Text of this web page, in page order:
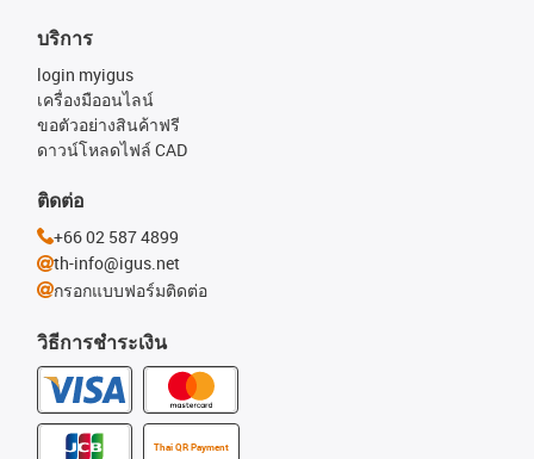
วิธีการชำระเงิน
Thai QR Payment
บริการ
login myigus
เครื่องมืออนไลน์
ขอตัวอย่างสินค้าฟรี
ดาวน์โหลดไฟล์ CAD
ติดต่อ
+66 02 587 4899
th-info@igus.net
กรอกแบบฟอร์มติดต่อ